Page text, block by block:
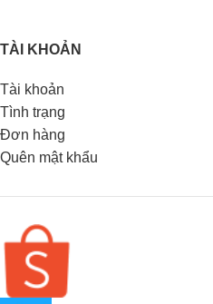
TÀI KHOẢN
Tài khoản
Tình trạng
Đơn hàng
Quên mật khẩu